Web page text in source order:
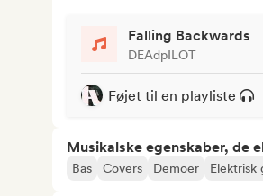
Falling Backwards
DEAdpILOT
Føjet til en playliste
Musikalske egenskaber, de
Bas Covers Demoer Elektrisk